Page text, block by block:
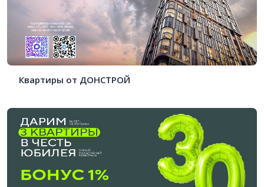
Квартиры от ДОНСТРОЙ